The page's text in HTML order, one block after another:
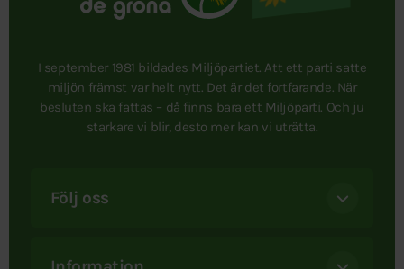
I september 1981 bildades Miljöpartiet. Att ett parti satte
miljön främst var helt nytt. Det är det fortfarande. När
besluten ska fattas – då finns bara ett Miljöparti. Och ju
starkare vi blir, desto mer kan vi uträtta.
Följ oss